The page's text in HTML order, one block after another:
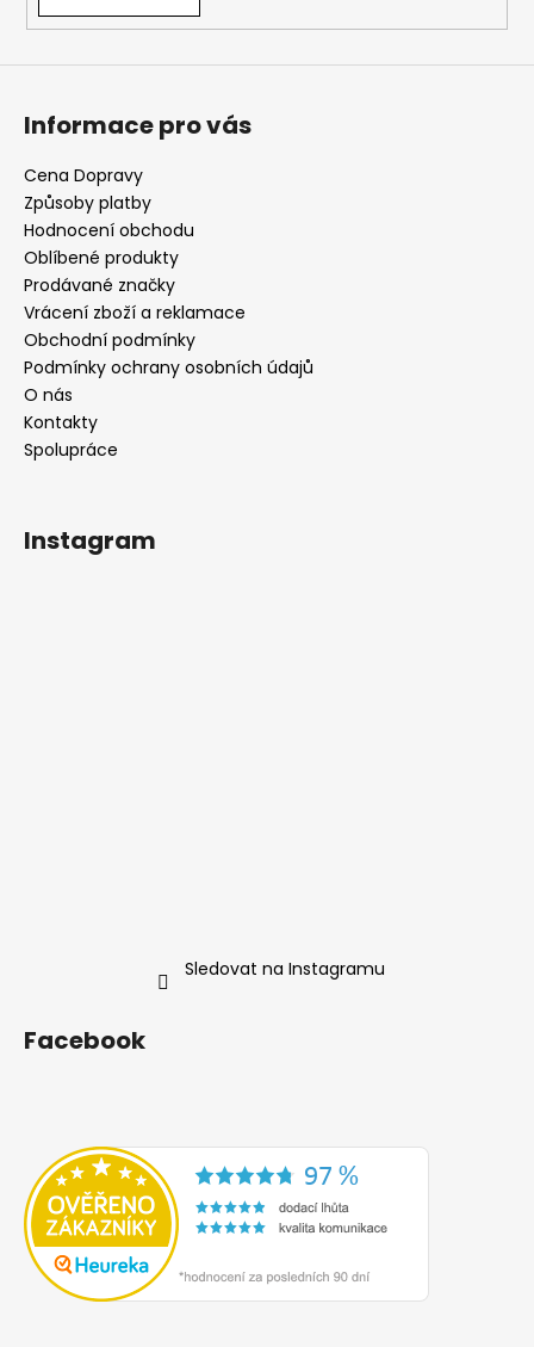
Informace pro vás
Cena Dopravy
Způsoby platby
Hodnocení obchodu
Oblíbené produkty
Prodávané značky
Vrácení zboží a reklamace
Obchodní podmínky
Podmínky ochrany osobních údajů
O nás
Kontakty
Spolupráce
Instagram
Sledovat na Instagramu
Facebook